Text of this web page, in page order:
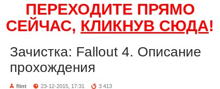
ПЕРЕХОДИТЕ ПРЯМО
СЕЙЧАС, КЛИКНУВ СЮДА!
Зачистка: Fallout 4. Описание
прохождения
flint 23-12-2015, 17:31 3 413